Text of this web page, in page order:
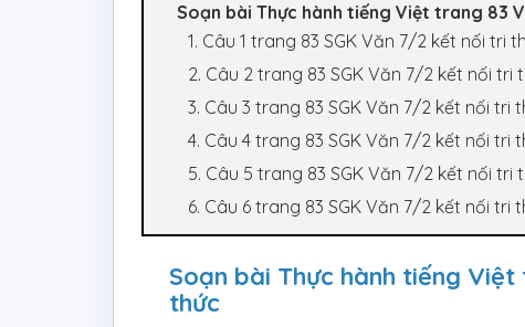
Soạn bài Thực hành tiếng Việt trang 83
1. Câu 1 trang 83 SGK Văn 7/2 kết nối tri
2. Câu 2 trang 83 SGK Văn 7/2 kết nối tri
3. Câu 3 trang 83 SGK Văn 7/2 kết nối tri
4. Câu 4 trang 83 SGK Văn 7/2 kết nối tri
5. Câu 5 trang 83 SGK Văn 7/2 kết nối tri
6. Câu 6 trang 83 SGK Văn 7/2 kết nối tri
Soạn bài Thực hành tiếng
thức